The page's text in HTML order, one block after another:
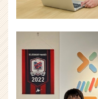
ら
が
届
く
就